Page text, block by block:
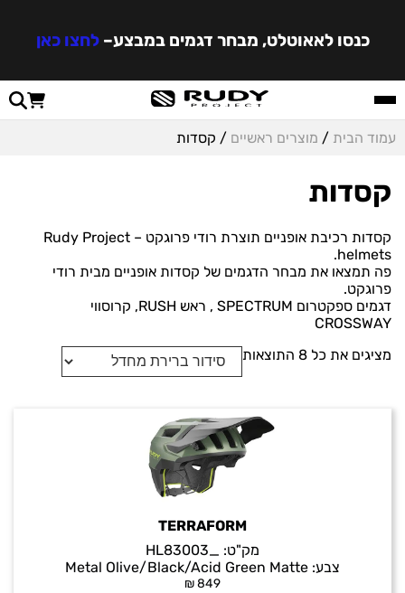
כנסו לאאוטלט, מבחר דגמים במבצע–לחצו כאן
עמוד הבית / מוצרים ראשיים / קסדות
קסדות
קסדות רכיבת אופניים תוצרת רודי פרוגקט – Rudy Project
helmets.
פה תמצאו את מבחר הדגמים של קסדות אופניים מבית רודי
פרוגקט.
דגמים ספקטרום SPECTRUM , ראש RUSH, קרוסווי
CROSSWAY
מציגים את כל ⁦8⁩ התוצאות
TERRAFORM
מק"ט:
צבע: Metal Olive/Black/Acid Green Matte
₪849